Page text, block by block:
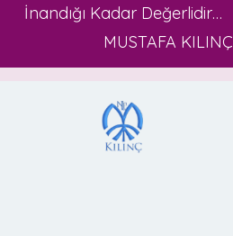
İnandığı Kadar Değerlidir…
MUSTAFA KILINÇ